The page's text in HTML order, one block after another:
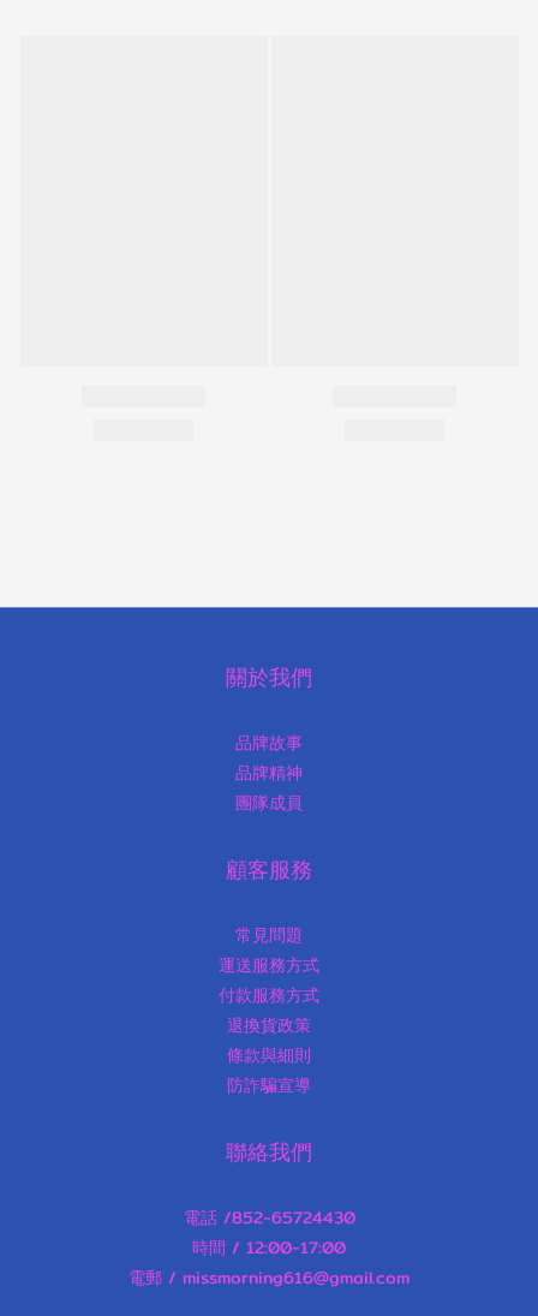
關於我們
品牌故事
品牌精神
團隊成員
顧客服務
常見問題
運送服務方式
付款服務方式
退換貨政策
條款與細則
防詐騙宣導
聯絡我們
電話 /852-65724430
時間 / 12:00-17:00
電郵 / missmorning616@gmail.com